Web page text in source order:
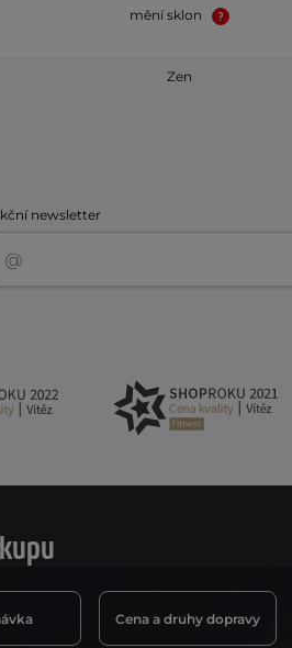
mění sklon
Zen
newsletter
Cena a druhy dopravy